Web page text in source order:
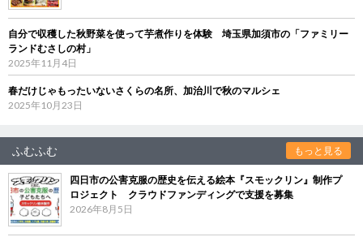
自分で収穫した秋野菜を使って芋煮作りを体験 埼玉県加須市の「ファミリー
ランドむさしの村」
2025年11月4日
春だけじゃもったいないさくらの名所、加治川で秋のマルシェ
2025年10月23日
ふむふむ もっと見る
四日市の公害克服の歴史を伝える絵本『スモックリン』制作プ
ロジェクト クラウドファンディングで支援を募集
2026年8月5日